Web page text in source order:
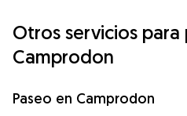
Otros servicios para
Camprodon
Paseo en Camprodon